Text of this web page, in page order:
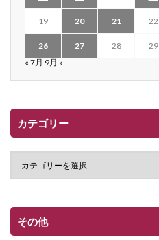
19 20 21 22
26 27 28 29
« 7月 9月 »
カテゴリー
その他